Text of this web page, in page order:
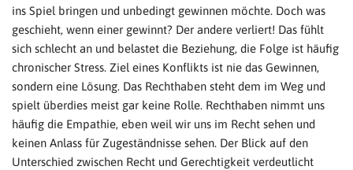
ins Spiel bringen und unbedingt gewinnen möchte. Doch was
geschieht, wenn einer gewinnt? Der andere verliert! Das fühlt
sich schlecht an und belastet die Beziehung, die Folge ist häufig
chronischer Stress. Ziel eines Konflikts ist nie das Gewinnen,
sondern eine Lösung. Das Rechthaben steht dem im Weg und
spielt überdies meist gar keine Rolle. Rechthaben nimmt uns
häufig die Empathie, eben weil wir uns im Recht sehen und
keinen Anlass für Zugeständnisse sehen. Der Blick auf den
Unterschied zwischen Recht und Gerechtigkeit verdeutlicht